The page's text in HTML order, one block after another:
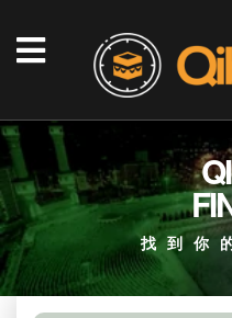
找到你